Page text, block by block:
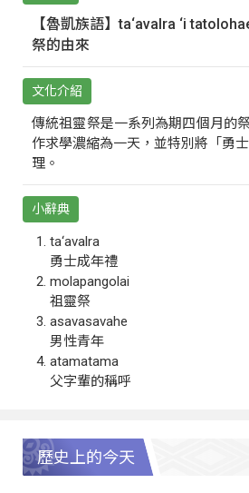
【魯凱族語】ta‘avalra ‘i
祭的由來
文化介紹
傳統祖靈祭是一系列為期四個月的
作求學濃縮為一天，並特別將「勇
理。
小辭典
ta‘avalra
勇士成年禮
molapangolai
祖靈祭
asavasavahe
男性青年
atamatama
父字輩的稱呼
歷史上的今天